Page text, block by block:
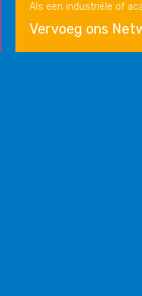
Als een industriële of
Vervoeg ons